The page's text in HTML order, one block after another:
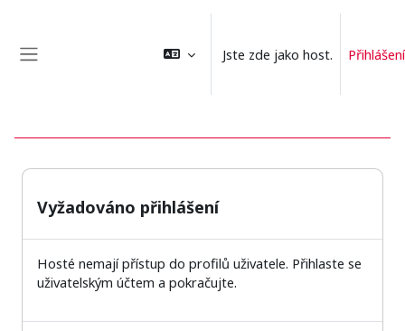
Jste zde jako host. Přihlášení
Vyžadováno přihlášení
Hosté nemají přístup do profilů uživatele. Přihlaste se
uživatelským účtem a pokračujte.